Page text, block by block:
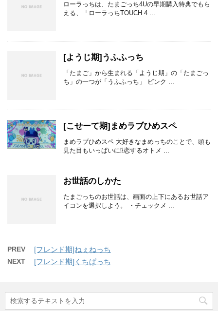
ローラっちは、たまごっち4Uの早期購入特典でもら
える、「ローラっちTOUCH 4 ...
[ようじ期]うふふっち
「たまご」から生まれる「ようじ期」の「たまごっ
ち」の一つが「うふふっち」 ピンク ...
[こせーて期]まめラブひめスペ
まめラブひめスペ 大好きなまめっちのことで、頭も
見た目もいっぱいに⁉恋するオトメ ...
お世話のしかた
たまごっちのお世話は、画面の上下にあるお世話ア
イコンを選択しよう。 ・チェックメ ...
PREV [フレンド期]ねぇねっち
NEXT [フレンド期]くちぱっち